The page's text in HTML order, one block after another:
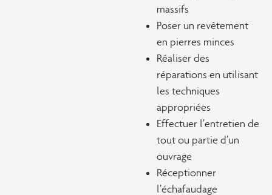
massifs
Poser un revêtement
en pierres minces
Réaliser des
réparations en utilisant
les techniques
appropriées
Effectuer l’entretien de
tout ou partie d’un
ouvrage
Réceptionner
l’échafaudage